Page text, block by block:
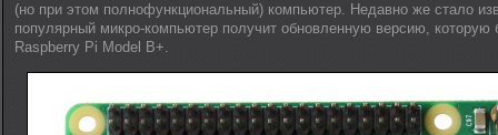
(но при этом полнофункциональный) компьютер. Недавно же стало
популярный микро-компьютер получит обновленную версию, которую
Raspberry Pi Model B+.